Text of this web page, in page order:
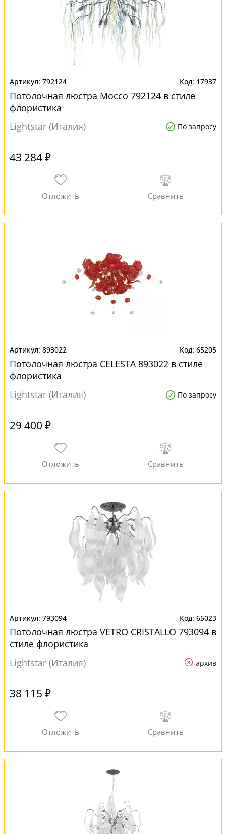
792124 17937
Потолочная люстра Mocco 792124 в стиле
флористика
Lightstar (Италия)
По запросу
43 284 ₽
893022 65205
Потолочная люстра CELESTA 893022 в стиле
флористика
Lightstar (Италия)
По запросу
29 400 ₽
793094 65023
Потолочная люстра VETRO CRISTALLO 793094 в
стиле флористика
Lightstar (Италия)
архив
38 115 ₽